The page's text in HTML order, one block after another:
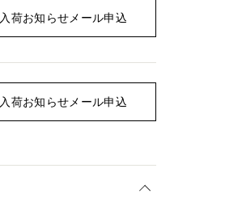
入荷お知らせメール申込
入荷お知らせメール申込